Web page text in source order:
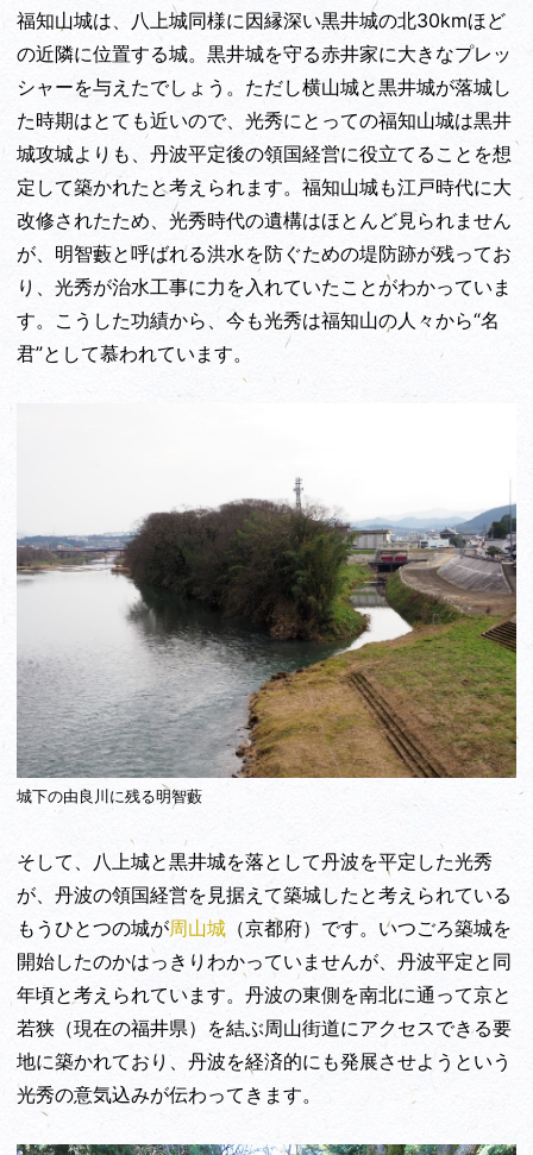
福知山城は、八上城同様に因縁深い黒井城の北30kmほど
の近隣に位置する城。黒井城を守る赤井家に大きなプレッ
シャーを与えたでしょう。ただし横山城と黒井城が落城し
た時期はとても近いので、光秀にとっての福知山城は黒井
城攻城よりも、丹波平定後の領国経営に役立てることを想
定して築かれたと考えられます。福知山城も江戸時代に大
改修されたため、光秀時代の遺構はほとんど見られません
が、明智藪と呼ばれる洪水を防ぐための堤防跡が残ってお
り、光秀が治水工事に力を入れていたことがわかっていま
す。こうした功績から、今も光秀は福知山の人々から“名
君”として慕われています。
城下の由良川に残る明智藪
そして、八上城と黒井城を落として丹波を平定した光秀
が、丹波の領国経営を見据えて築城したと考えられている
もうひとつの城が周山城 （京都府）です。いつごろ築城を
開始したのかはっきりわかっていませんが、丹波平定と同
年頃と考えられています。丹波の東側を南北に通って京と
若狭（現在の福井県）を結ぶ周山街道にアクセスできる要
地に築かれており、丹波を経済的にも発展させようという
光秀の意気込みが伝わってきます。